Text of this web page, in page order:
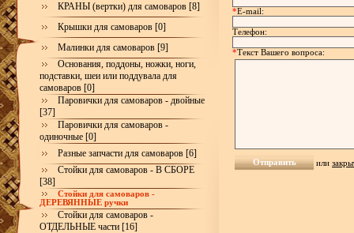
КРАНЫ (вертки) для самоваров [8]
Крышки для самоваров [0]
Малинки для самоваров [9]
Основания, поддоны, ножки, ноги,
подставки, шеи или поддувала для
самоваров [0]
Паровички для самоваров - двойные
[37]
Паровички для самоваров -
одиночные [0]
Разные запчасти для самоваров [6]
Стойки для самоваров - В СБОРЕ
[38]
Стойки для самоваров -
ДЕРЕВЯННЫЕ ручки
Стойки для самоваров -
ОТДЕЛЬНЫЕ части [16]
*E-mail:
Телефон:
*Текст Вашего вопроса:
или